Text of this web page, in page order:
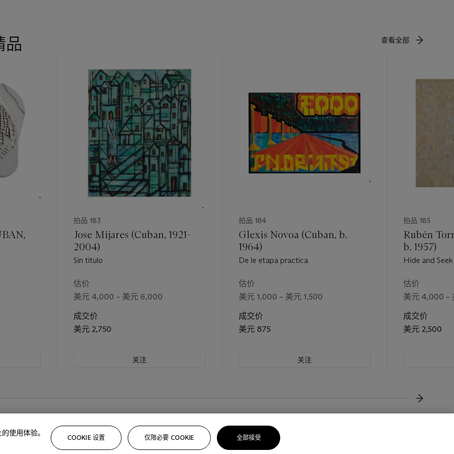
品 查看全部
拍品 183
Jose Mijares (Cuban, 1921-
2004)
Sin titulo
估价
美元 4,000 – 美元 6,000
成交价
美元 2,750
关注
拍品 184
Glexis Novoa (Cuban, b.
1964)
De le etapa practica
估价
美元 1,000 – 美元 1,500
成交价
美元 875
关注
拍品 185
Rubén
b. 1957)
Hide and Seek
估价
美元 4,000 –
成交价
美元 2,500
使用体验。
COOKIE 设置 仅限必要 COOKIE 全部接受